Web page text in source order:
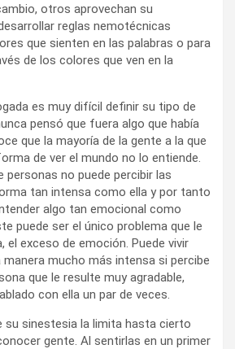
otros aprovechan su
reglas nemotécnicas
que sienten en las palabras o para
de los colores que ven en la
es muy difícil definir su tipo de
pensó que fuera algo que había
que la mayoría de la gente a la que
de ver el mundo no lo entiende.
personas no puede percibir las
tan intensa como ella y por tanto
algo tan emocional como
puede ser el único problema que le
el exceso de emoción. Puede vivir
mucho más intensa si percibe
que le resulte muy agradable,
con ella un par de veces.
su sinestesia la limita hasta cierto
gente. Al sentirlas en un primer